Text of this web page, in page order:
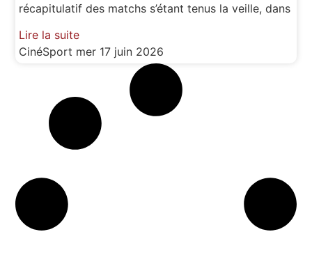
récapitulatif des matchs s’étant tenus la veille, dans
Lire la suite
CinéSport mer 17 juin 2026